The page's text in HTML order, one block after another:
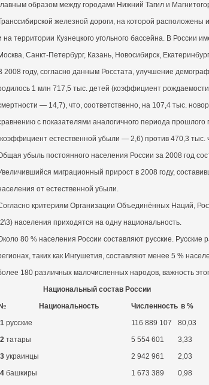
образом между городами Нижний Тагил и
железной дороги, на которой
на территории Кузнецкого угольного бассейна. В России
Санкт-Петербург, Казань, Новосибирск,
2008 году, согласно данным Росстата, улучшение
1 млн 717,5 тыс. детей (коэффициент
— 14,7), что, соответственно, на 107,4 тыс.
с показателями аналогичного периода
естественной убыли — 2,6) против 470,3
убыль постоянного населения России за 2008 год
миграционный прирост в 2008 году,
от естественной убыли.
критериям Организации Объединённых Наций,
населения приходятся на одну национальность.
80 % населения России составляют русские.
таких как Ингушетия, составляют менее 5 %
180 различных малочисленных народов, важность
Национальный состав России
№
Национальность Численность в %
1 русские 116 889 107
80,03
2 татары 5 554 601
3,33
3 украинцы 2 942 961
2,03
4 башкиры 1 673 389
0,98